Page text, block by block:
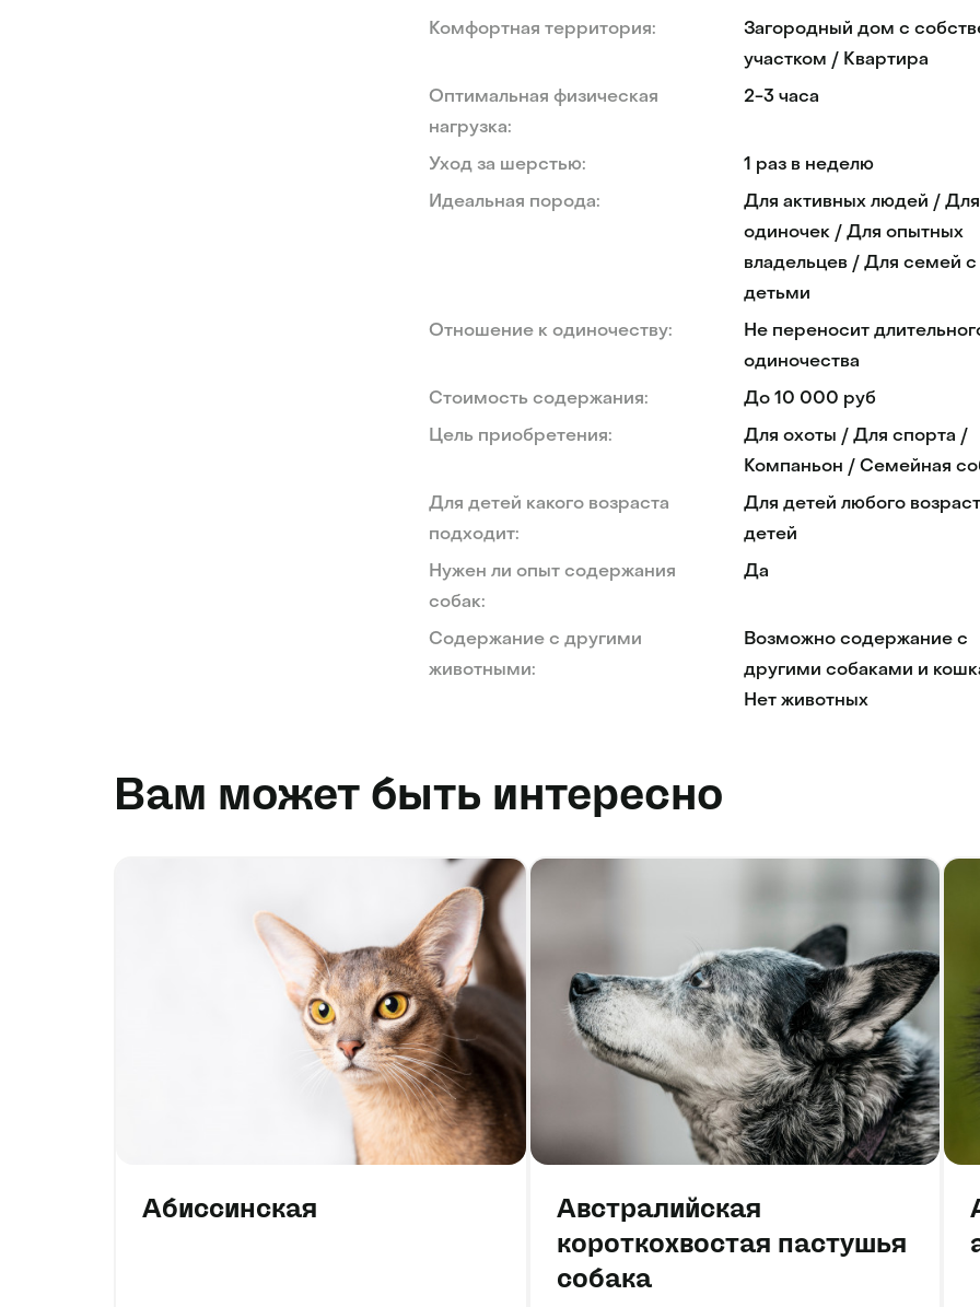
Комфортная территория:
Загородный дом с
участком / Квартира
Оптимальная физическая
нагрузка:
2-3 часа
Уход за шерстью: 1 раз в неделю
Идеальная порода:
Для активных людей / Для
одиночек / Для опытных
владельцев / Для семей с
детьми
Отношение к одиночеству:
Не переносит
одиночества
Стоимость содержания: До 10 000 руб
Цель приобретения:
Для охоты / Для спорта /
Компаньон / Семейная
Для детей какого возраста
подходит:
Для детей любого
детей
Нужен ли опыт содержания
собак:
Да
Содержание с другими
животными:
Возможно содержание с
другими собаками и
Нет животных
Вам может быть интересно
Абиссинская
Австралийская
короткохвостая пастушья
собака